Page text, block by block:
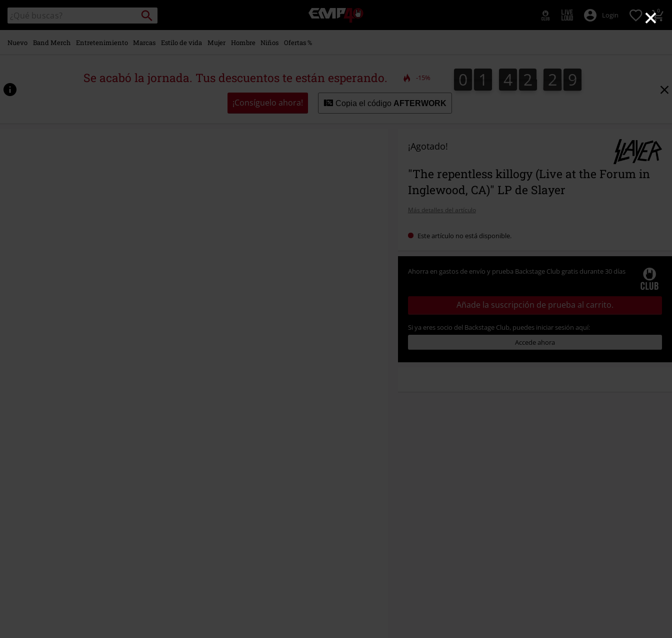
×
contenido
principal
Buscar
en
el
catálogo
Buscar
EMP
-
Música,
Merch
Ropa
Alternativa
Login 0
Nuevo Band Merch Entretenimiento Marcas Estilo de vida Mujer Hombre Niños Ofertas %
Se acabó la jornada. Tus descuentos te están esperando. -15% 0
0 1
1 4
4 2
2 2
3
2 7
8
7
9
8
0
9
¡Consíguelo ahora! Copia el código AFTERWORK
¡Agotado!
"The repentless killogy (Live at the Forum in
Inglewood, CA)" LP de Slayer
Más detalles del artículo
Este artículo no está disponible.
Ahorra en gastos de envío y prueba Backstage Club gratis durante 30 días
Añade la suscripción de prueba al carrito.
Si ya eres socio del Backstage Club, puedes iniciar sesión aquí:
Accede ahora